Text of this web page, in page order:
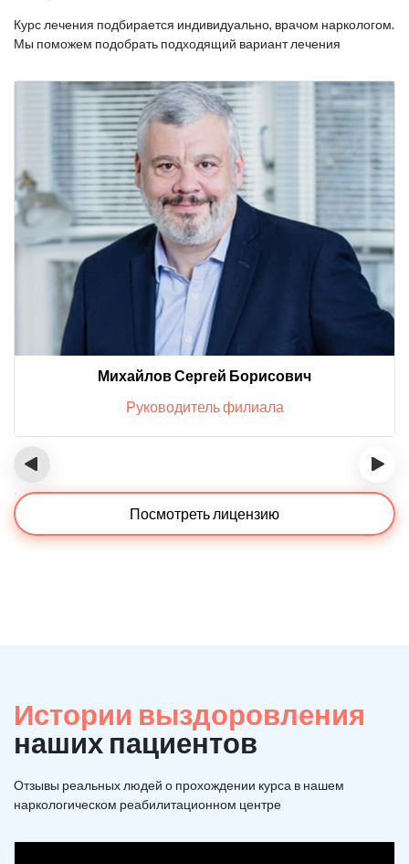
Курс лечения подбирается индивидуально, врачом наркологом.
Мы поможем подобрать подходящий вариант лечения
Михайлов Сергей Борисович
Руководитель филиала
‹ ›
Посмотреть лицензию
Истории выздоровления
наших пациентов
Отзывы реальных людей о прохождении курса в нашем
наркологическом реабилитационном центре